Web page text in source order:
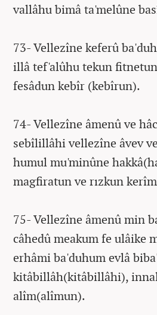
vallâhu bimâ ta'melûne
73- Vellezîne keferû
illâ tef'alûhu tekun
fesâdun kebîr (kebîrun).
74- Vellezîne âmenû ve
sebîlillâhi vellezîne âvev
humul mu'minûne
magfiratun ve rızkun
75- Vellezîne âmenû min
câhedû meakum fe ulâike
erhâmi ba'duhum evlâ
kitâbillâh(kitâbillâhi),
alîm(alîmun).